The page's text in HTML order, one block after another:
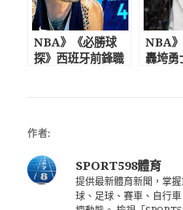
NBA》《必勝球
探》西班牙前鋒職
NBA
轟垮勇
作者:
SPORT598體育
提供最新體育新聞，掌
球、足球、賽車、自行